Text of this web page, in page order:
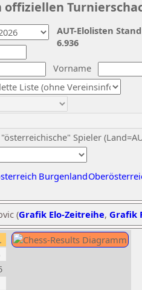
Vorname
Spieler
Burgenland
AUT-Elolisten
6.936
(Grafik Elo-Zeitreihe, Grafik